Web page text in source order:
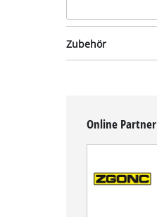
Zubehör
Art.-Nr: 4501753
Online Partner